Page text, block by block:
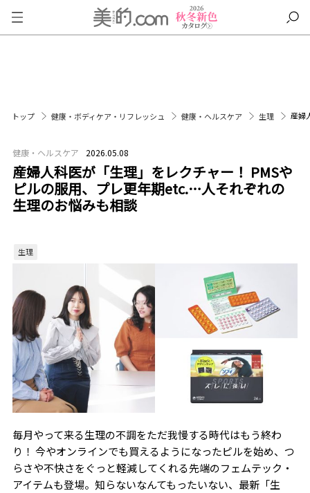
トップ 健康・ボディケア・リフレッシュ 健康・ヘルスケア 生理 産婦
健康・ヘルスケア 2026.05.08
産婦人科医が「生理」をレクチャー！ PMSや
ピルの服用、プレ更年期etc.…人それぞれの
生理のお悩みも相談
生理
毎月やって来る生理の不調をただ我慢する時代はもう終わ
り！ 今やオンラインでも買えるようになったピルを始め、つ
らさや不快さをぐっと軽減してくれる先端のフェムテック・
アイテムも登場。知らないなんてもったいない、最新「生